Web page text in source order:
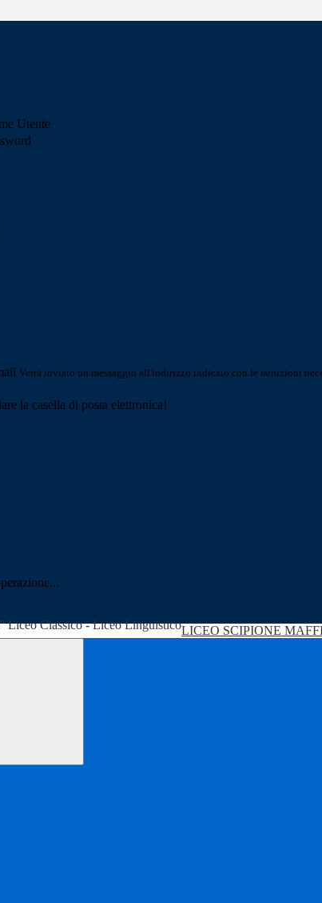
Utente
Verrà inviato un messaggio all'indirizzo indicato con le istruzioni
la casella di posta elettronica!
LICEO SCIPIONE